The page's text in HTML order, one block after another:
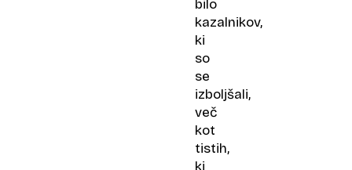
bilo
kazalnikov,
ki
so
se
izboljšali,
več
kot
tistih,
ki